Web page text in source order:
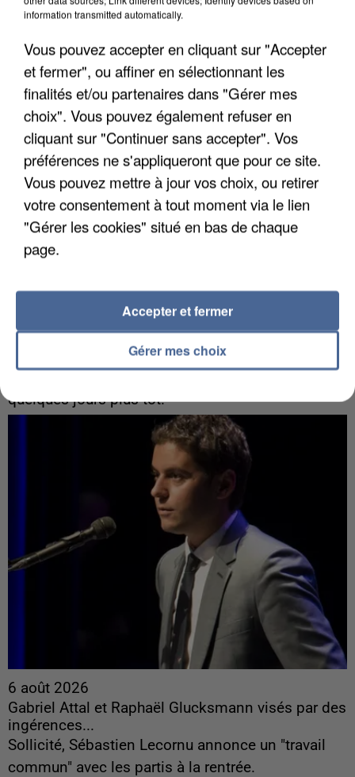
Les données bancaires ne seraient pas
quelques jours plus tôt.
6 août 2026
Gabriel Attal et Raphaël Glucksmann visés par des
ingérences...
Sollicité, Sébastien Lecornu annonce un "travail
commun" avec les partis à la rentrée.
information transmitted automatically.
Vous pouvez accepter en cliquant sur "Accepter
et fermer", ou affiner en sélectionnant les
finalités et/ou partenaires dans "Gérer mes
choix". Vous pouvez également refuser en
cliquant sur "Continuer sans accepter". Vos
préférences ne s'appliqueront que pour ce site.
Vous pouvez mettre à jour vos choix, ou retirer
votre consentement à tout moment via le lien
"Gérer les cookies" situé en bas de chaque
page.
Gérer mes choix
Accepter et fermer